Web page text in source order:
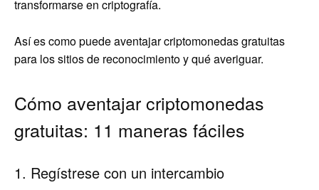
transformarse en criptografía.
Así es como puede aventajar criptomonedas gratuitas
para los sitios de reconocimiento y qué averiguar.
Cómo aventajar criptomonedas
gratuitas: 11 maneras fáciles
1. Regístrese con un intercambio